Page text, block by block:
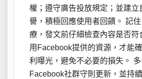
權；遵守廣告投放規定；並建立
譽，積極回應使用者回饋。 記
療，發文前仔細檢查內容是否符
用Facebook提供的資源，才能
利曝光，避免不必要的損失。
Facebook社群守則更新，並持